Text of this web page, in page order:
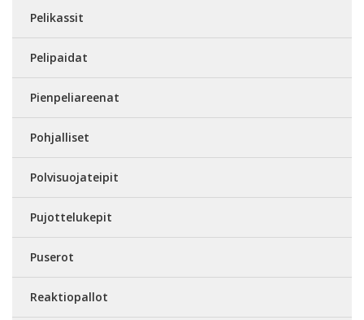
Pelikassit
Pelipaidat
Pienpeliareenat
Pohjalliset
Polvisuojateipit
Pujottelukepit
Puserot
Reaktiopallot